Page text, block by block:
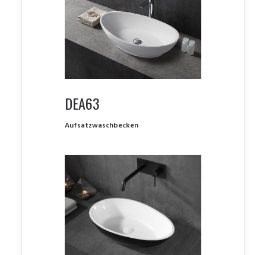
DEA63
Aufsatzwaschbecken